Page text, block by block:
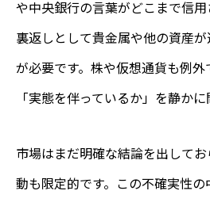
や中央銀行の言葉がどこまで信
裏返しとして貴金属や他の資産
が必要です。株や仮想通貨も例
「実態を伴っているか」を静かに
市場はまだ明確な結論を出して
動も限定的です。この不確実性